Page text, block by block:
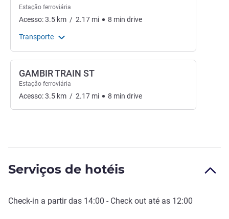
Estação ferroviária
Acesso:3.5 km / 2.17 mi 8 min drive
Transporte
GAMBIR TRAIN ST
Estação ferroviária
Acesso:3.5 km / 2.17 mi 8 min drive
Serviços de hotéis
Check-in a partir das 14:00 - Check out até as 12:00